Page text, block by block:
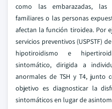
como las embarazadas, las
familiares o las personas
afectan la función tiroidea. Por
servicios preventivos (USPSTF)
hipotiroidismo e
sintomático, dirigida a
anormales de TSH y T4, junto
objetivo es diagnosticar la
sintomáticos en lugar de